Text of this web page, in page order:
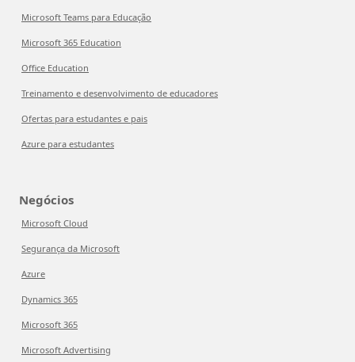
Microsoft Teams para Educação
Microsoft 365 Education
Office Education
Treinamento e desenvolvimento de educadores
Ofertas para estudantes e pais
Azure para estudantes
Negócios
Microsoft Cloud
Segurança da Microsoft
Azure
Dynamics 365
Microsoft 365
Microsoft Advertising